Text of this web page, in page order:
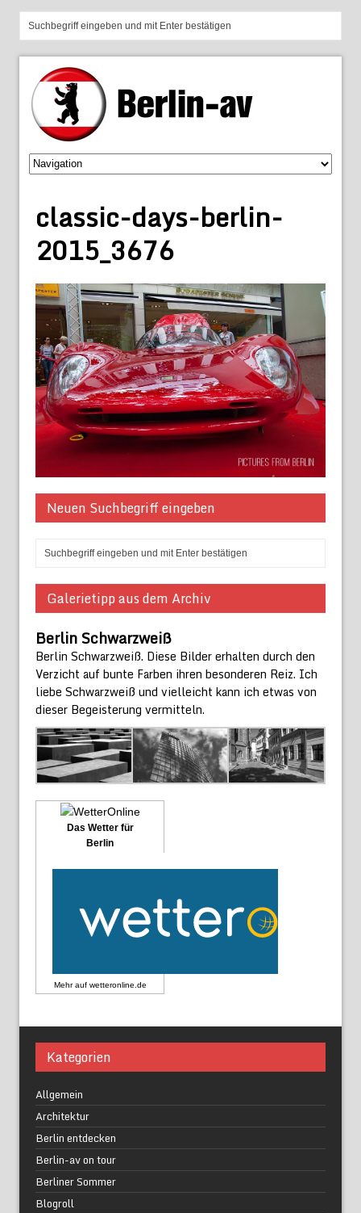
classic-days-berlin-
2015_3676
Neuen Suchbegriff eingeben
Galerietipp aus dem Archiv
Berlin Schwarzweiß
Berlin Schwarzweiß. Diese Bilder erhalten durch den
Verzicht auf bunte Farben ihren besonderen Reiz. Ich
liebe Schwarzweiß und vielleicht kann ich etwas von
dieser Begeisterung vermitteln.
Das Wetter für
Berlin
Mehr auf wetteronline.de
Kategorien
Allgemein
Architektur
Berlin entdecken
Berlin-av on tour
Berliner Sommer
Blogroll